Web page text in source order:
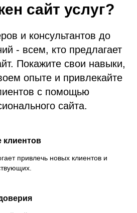
сайт услуг?
и консультантов до
- всем, кто предлагает
Покажите свои навыки,
опыте и привлекайте
с помощью
сайта.
клиентов
привлечь новых клиентов и